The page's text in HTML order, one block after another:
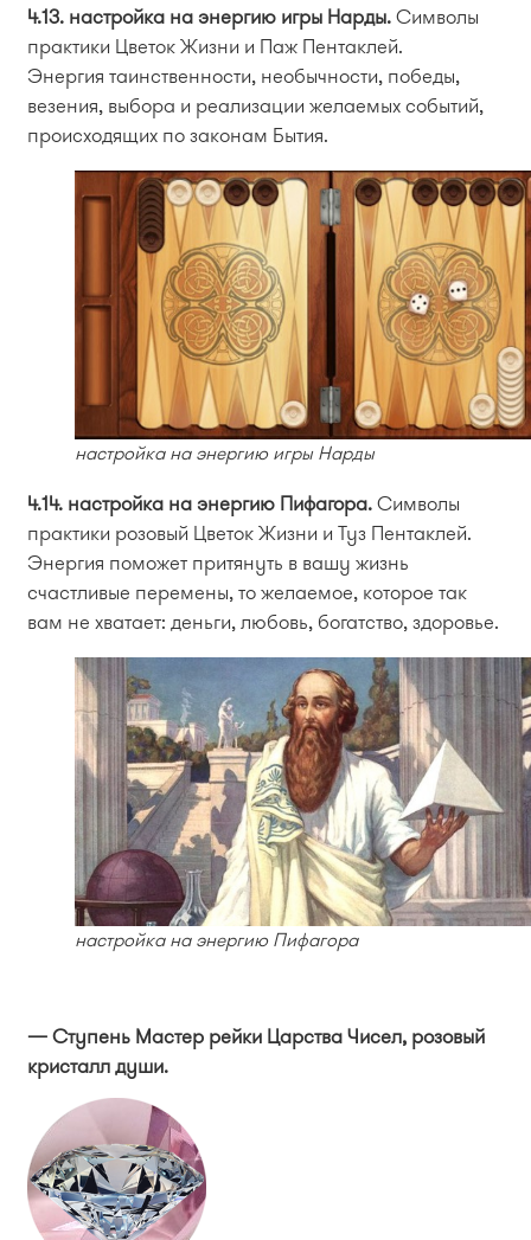
4.13. настройка на энергию игры Нарды.Символы
практики Цветок Жизни и Паж Пентаклей.
Энергия таинственности, необычности, победы,
везения, выбора и реализации желаемых событий,
происходящих по законам Бытия.
настройка на энергию игры Нарды
4.14. настройка на энергию Пифагора.Символы
практики розовый Цветок Жизни и Туз Пентаклей.
Энергия поможет притянуть в вашу жизнь
счастливые перемены, то желаемое, которое так
вам не хватает: деньги, любовь, богатство, здоровье.
настройка на энергию Пифагора
— Ступень Мастер рейки Царства Чисел, розовый
кристалл души.